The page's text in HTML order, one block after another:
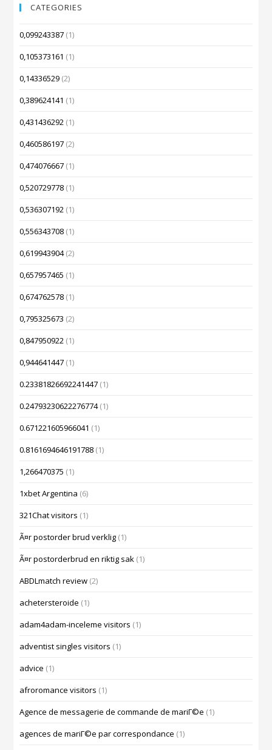
CATEGORIES
0,099243387 (1)
0,105373161 (1)
0,14336529 (2)
0,389624141 (1)
0,431436292 (1)
0,460586197 (2)
0,474076667 (1)
0,520729778 (1)
0,536307192 (1)
0,556343708 (1)
0,619943904(2)
0,657957465 (1)
0,674762578 (1)
0,795325673 (2)
0,847950922 (1)
0,944641447 (1)
0.23381826692241447 (1)
0.24793230622276774(1)
0.671221605966041 (1)
0.8161694646191788 (1)
1,266470375 (1)
1xbet Argentina (6)
321Chat visitors (1)
Ã¤r postorder brud verklig (1)
Ã¤r postorderbrud en riktig sak (1)
ABDLmatch review (2)
achetersteroide (1)
adam4adam-inceleme visitors (1)
adventist singles visitors (1)
advice (1)
afroromance visitors (1)
Agence de messagerie de commande de mariГ©e (1)
agences de mariГ©e par correspondance (1)